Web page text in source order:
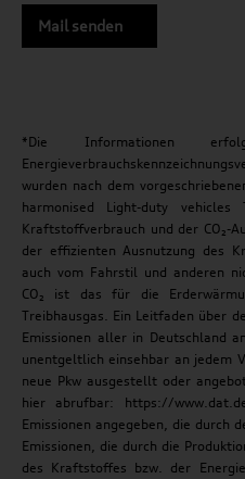
Mail senden
*Die Informationen
wurden nach dem
harmonised Light-duty
Kraftstoffverbrauch und der CO₂-
der effizienten Ausnutzung des
auch vom Fahrstil und anderen
CO₂ ist das für die
Treibhausgas. Ein Leitfaden über
Emissionen aller in Deutschland
unentgeltlich einsehbar an jedem
neue Pkw ausgestellt oder
hier abrufbar: https://
Emissionen angegeben, die durch
Emissionen, die durch die
des Kraftstoffes bzw. der